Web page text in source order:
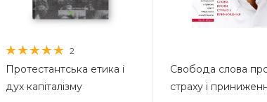
2
Протестантська етика і
дух капіталізму
Свобода слова
страху і